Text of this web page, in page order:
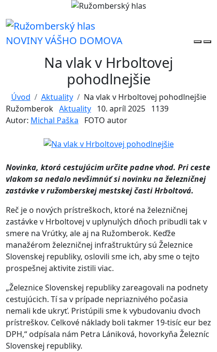
NOVINY VÁŠHO DOMOVA
Na vlak v Hrboltovej
pohodlnejšie
Úvod Aktuality
Na vlak v Hrboltovej pohodlnejšie
Ružomberok Aktuality 10. apríl 2025 1139
Autor: Michal Paška FOTO autor
Novinka, ktorá cestujúcim určite padne vhod. Pri ceste
vlakom sa nedalo nevšimnúť si novinku na železničnej
zastávke v ružomberskej mestskej časti Hrboltová.
Reč je o nových prístreškoch, ktoré na železničnej
zastávke v Hrboltovej v uplynulých dňoch pribudli tak v
smere na Vrútky, ale aj na Ružomberok. Keďže
manažérom železničnej infraštruktúry sú Železnice
Slovenskej republiky, oslovili sme ich, aby sme o tejto
prospešnej aktivite zistili viac.
„Železnice Slovenskej republiky zareagovali na podnety
cestujúcich. Tí sa v prípade nepriaznivého počasia
nemali kde ukryť. Pristúpili sme k vybudovaniu dvoch
prístreškov. Celkové náklady boli takmer 19-tisíc eur bez
DPH,“ odpísala nám Petra Lániková, hovorkyňa Železníc
Slovenskej republiky.